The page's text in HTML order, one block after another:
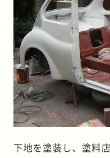
下地を塗装し、塗料